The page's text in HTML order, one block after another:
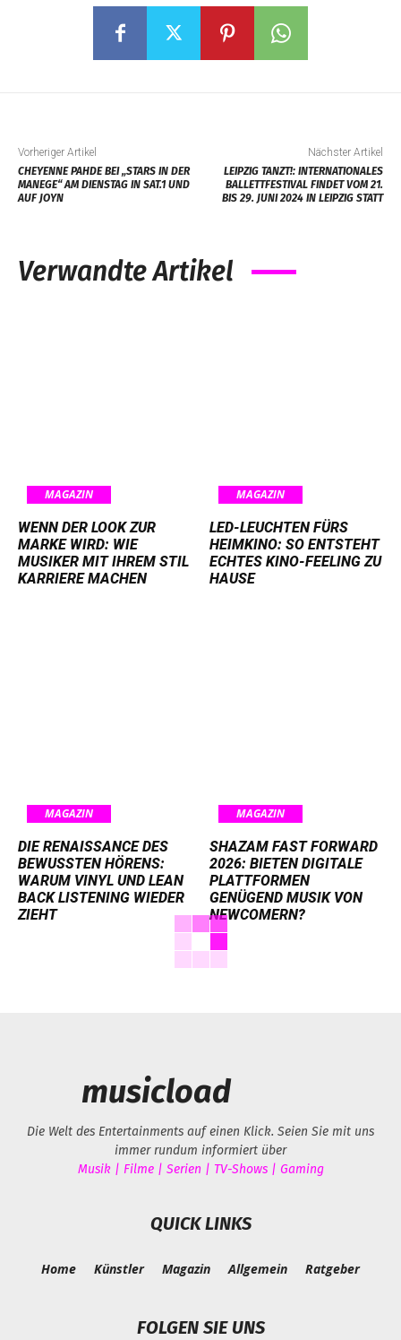
Vorheriger Artikel
CHEYENNE PAHDE BEI „STARS IN DER
MANEGE“ AM DIENSTAG IN SAT.1 UND
AUF JOYN
Nächster Artikel
LEIPZIG TANZT!: INTERNATIONALES
BALLETTFESTIVAL FINDET VOM 21.
BIS 29. JUNI 2024 IN LEIPZIG STATT
Verwandte Artikel
MAGAZIN
WENN DER LOOK ZUR
MARKE WIRD: WIE
MUSIKER MIT IHREM STIL
KARRIERE MACHEN
MAGAZIN
LED-LEUCHTEN FÜRS
HEIMKINO: SO ENTSTEHT
ECHTES KINO-FEELING ZU
HAUSE
MAGAZIN
DIE RENAISSANCE DES
BEWUSSTEN HÖRENS:
WARUM VINYL UND LEAN
BACK LISTENING WIEDER
ZIEHT
MAGAZIN
SHAZAM FAST FORWARD
2026: BIETEN DIGITALE
PLATTFORMEN
GENÜGEND MUSIK VON
NEWCOMERN?
musicload
Die Welt des Entertainments auf einen Klick. Seien Sie mit uns
immer rundum informiert über
Musik | Filme | Serien | TV-Shows | Gaming
QUICK LINKS
Home Künstler Magazin Allgemein Ratgeber
FOLGEN SIE UNS